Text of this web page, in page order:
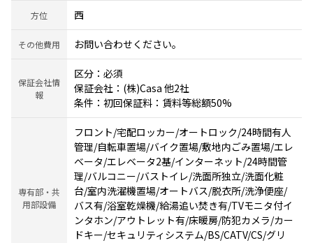
方位 西
その他費用 お問い合わせください。
保証会社情
報
区分：必須
保証会社：(株)Casa 他2社
条件：初回保証料：賃料等総額50%
専有部・共
用部設備
フロント/宅配ロッカー/オートロック/24時間有人
管理/自転車置場/バイク置場/敷地内ごみ置場/エレ
ベータ/エレベータ2基/インターネット/24時間管
理/バルコニー/バストイレ/洗面所独立/洗面化粧
台/室内洗濯機置場/オートバス/脱衣所/洗浄便座/
バス有/浴室乾燥機/給湯追い焚き有/TVモニタ付イ
ンタホン/アウトレット有/床暖房/防犯カメラ/カー
ドキー/セキュリティシステム/BS/CATV/CS/グリ